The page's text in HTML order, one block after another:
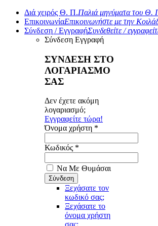
Διά χειρός Θ. Π.Παλιά μηνύματα του Θ.
ΕπικοινωνίαΕπικοινωνήστε με την
Σύνδεση / ΕγγραφήΣυνδεθείτε /
Σύνδεση Εγγραφή
ΣΥΝΔΕΣΗ ΣΤΟ
ΛΟΓΑΡΙΑΣΜΟ
ΣΑΣ
Δεν έχετε ακόμη
λογαριασμό;
Εγγραφείτε τώρα!
Όνομα χρήστη *
Κωδικός *
Να Με Θυμάσαι
Ξεχάσατε τον
κωδικό σας;
Ξεχάσατε το
όνομα χρήστη